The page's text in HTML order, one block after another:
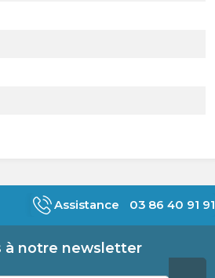
Assistance 03 86 40 91 91
à notre newsletter